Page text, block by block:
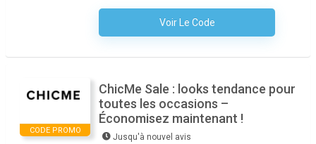
Voir Le Code
Aucun Code N'est Nécessaire
CODE PROMO
ChicMe Sale : looks tendance pour
toutes les occasions –
Économisez maintenant !
Jusqu'à nouvel avis